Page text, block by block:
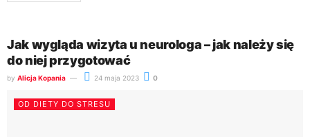
Jak wygląda wizyta u neurologa – jak należy się
do niej przygotować
by Alicja Kopania 24 maja 2023 0
OD DIETY DO STRESU